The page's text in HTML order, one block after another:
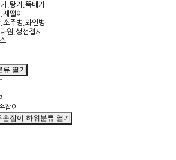
,탕기,뚝배기
떨이
소주병,와인병
원,생선접시
열기
잡이
잡이 하위분류 열기